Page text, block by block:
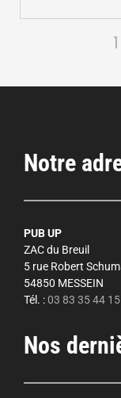
1
Notre
PUB UP
ZAC du Breuil
5 rue Robert
54850 MESSEIN
Tél. :03 83 35 44 15
Nos